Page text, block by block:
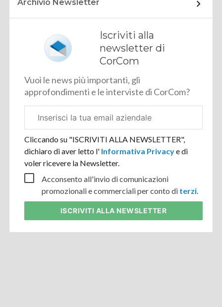
Archivio Newsletter
Iscriviti alla
newsletter di
CorCom
Vuoi le news più importanti, gli
approfondimenti e le interviste di CorCom?
aziendale
Cliccando su "ISCRIVITI ALLA NEWSLETTER",
dichiaro di aver letto l' Informativa Privacye di
voler ricevere la Newsletter.
Acconsento all'invio di comunicazioni
promozionali e commerciali per conto di terzi.
ISCRIVITI ALLA NEWSLETTER